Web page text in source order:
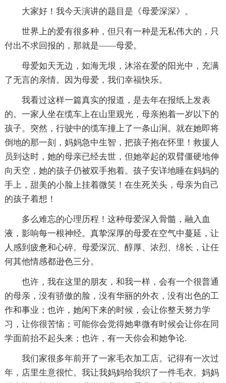
大家好！我今天演讲的题目是《母爱深深》。
世界上的爱有很多种，但只有一种是无私伟大的，只
付出不求回报的，那就是——母爱。
母爱如天无边，如海无垠，沐浴在爱的阳光中，充满
了无言的亲情。因为母爱，我们幸福快乐。
我看过这样一篇真实的报道，是去年在报纸上发表
的。一家人坐在缆车上在山里观光，母亲抱着一岁以下的
孩子。突然，行驶中的缆车撞上了一条山涧。就在她即将
倒地的那一刻，妈妈急中生智，把孩子抱在怀里！救援人
员到达时，她的母亲已经去世，但她举起的双臂僵硬地伸
向天空，她的孩子仍被双手抱着。孩子安详地睡在妈妈的
手上，甜美的小脸上挂着微笑！在生死关头，母亲为自己
的孩子着想！
多么难忘的心理历程！这种母爱深入骨髓，融入血
液，影响每一根神经。真挚深厚的母爱在空气中蔓延，让
人感到疲惫和心碎。母爱深沉、醇厚、浓烈、绵长，让任
何其他情感都逊色三分。
也许，我在这里的朋友，和我一样，会有一个很普通
的母亲，没有骄傲的脸，没有华丽的外衣，没有出色的工
作和事业；也许，她闲下来的时候，会让你整天努力学
习，让你很苦恼；可能你会觉得她卑微有时候会让你在同
学面前抬不起头来；也许，有一天你会和她争论.
我们家很多年前开了一家毛衣加工店。记得有一次过
年，店里生意很忙。我让我妈妈给我织了一件毛衣。妈妈